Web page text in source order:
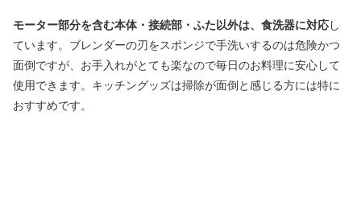
モーター部分を含む本体・接続部・ふた以外は、食洗器に対応 し
ています。ブレンダーの刃をスポンジで手洗いするのは危険かつ
面倒ですが、お手入れがとても楽なので毎日のお料理に安心して
使用できます。キッチングッズは掃除が面倒と感じる方には特に
おすすめです。